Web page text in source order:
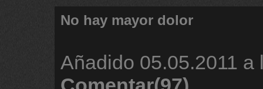
No hay mayor dolor
Añadido 05.05.2011 a